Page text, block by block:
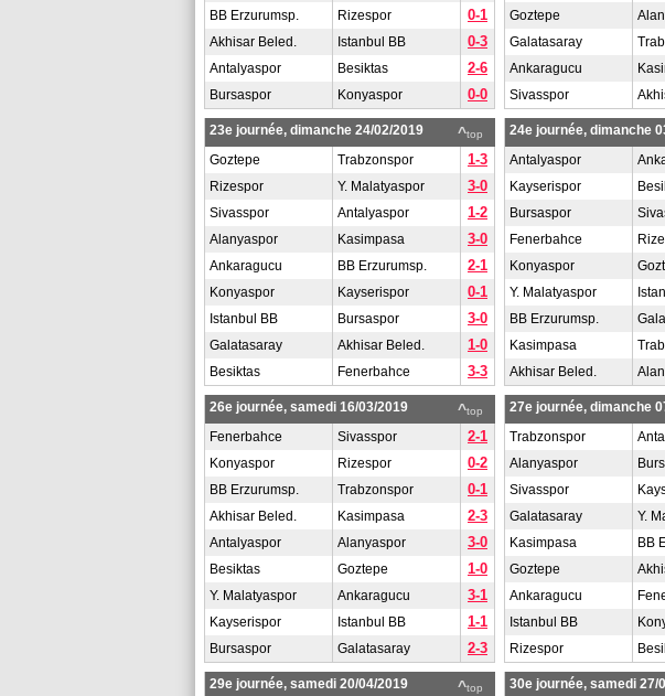
BB Erzurumsp. Rizespor 0-1
Akhisar Beled. Istanbul BB 0-3
Antalyaspor Besiktas 2-6
Bursaspor Konyaspor 0-0
Goztepe
Galatasaray
Ankaragucu
Sivasspor
^top
23e journée, dimanche 24/02/2019
Goztepe
Trabzonspor 1-3
Rizespor Y. Malatyaspor 3-0
Sivasspor Antalyaspor 1-2
Alanyaspor Kasimpasa 3-0
Ankaragucu BB Erzurumsp. 2-1
Konyaspor Kayserispor 0-1
Istanbul BB Bursaspor 3-0
Galatasaray Akhisar Beled. 1-0
Besiktas Fenerbahce 3-3
24e journée, dimanche
Antalyaspor
Kayserispor
Bursaspor
Fenerbahce
Konyaspor
Y. Malatyaspor
BB Erzurumsp.
Kasimpasa
Akhisar Beled.
^top
26e journée, samedi 16/03/2019
Fenerbahce
Sivasspor 2-1
Konyaspor Rizespor 0-2
BB Erzurumsp. Trabzonspor 0-1
Akhisar Beled. Kasimpasa 2-3
Antalyaspor Alanyaspor 3-0
Besiktas Goztepe 1-0
Y. Malatyaspor Ankaragucu 3-1
Kayserispor Istanbul BB 1-1
Bursaspor Galatasaray 2-3
27e journée, dimanche
Trabzonspor
Alanyaspor
Sivasspor
Galatasaray Y.
Kasimpasa BB
Goztepe
Ankaragucu
Istanbul BB
Rizespor
^top
29e journée, samedi 20/04/2019
30e journée, samedi 27/